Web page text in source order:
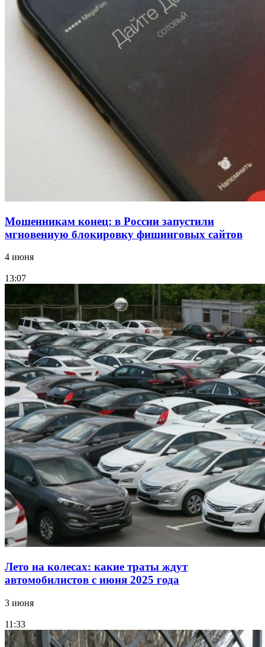
учебному году
13:47
Покушение на убийство в Волгограде: девушка
напала на незнакомую женщину с ножом
Сладкий праздник в Волгограде: в Центральном
парке прошёл фестиваль „Арбузный переполох“
Мошенникам конец: в России запустили
мгновенную блокировку фишинговых сайтов
4 июня
13:07
Лето на колесах: какие траты ждут
автомобилистов с июня 2025 года
3 июня
11:33